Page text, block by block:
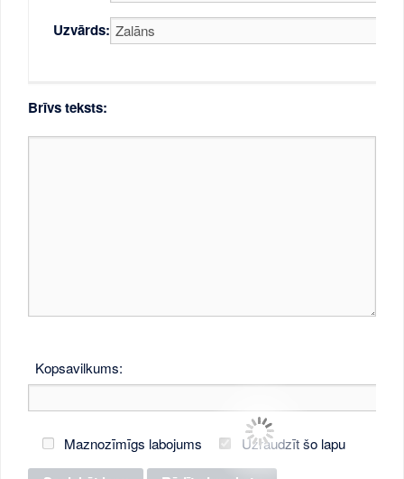
Uzvārds:
Brīvs teksts:
Kopsavilkums:
Maznozīmīgs labojums Uzraudzīt šo lapu